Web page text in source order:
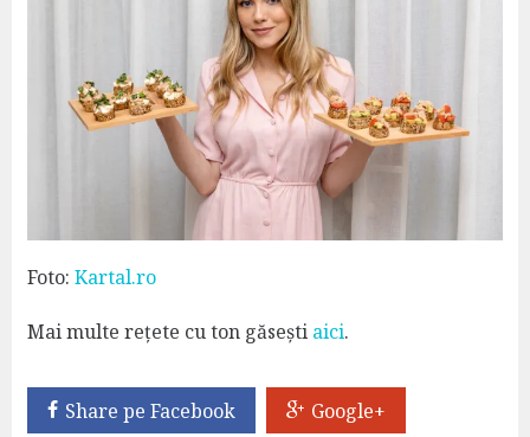
Foto: Kartal.ro
Mai multe rețete cu ton găsești aici.
Share pe Facebook Google+